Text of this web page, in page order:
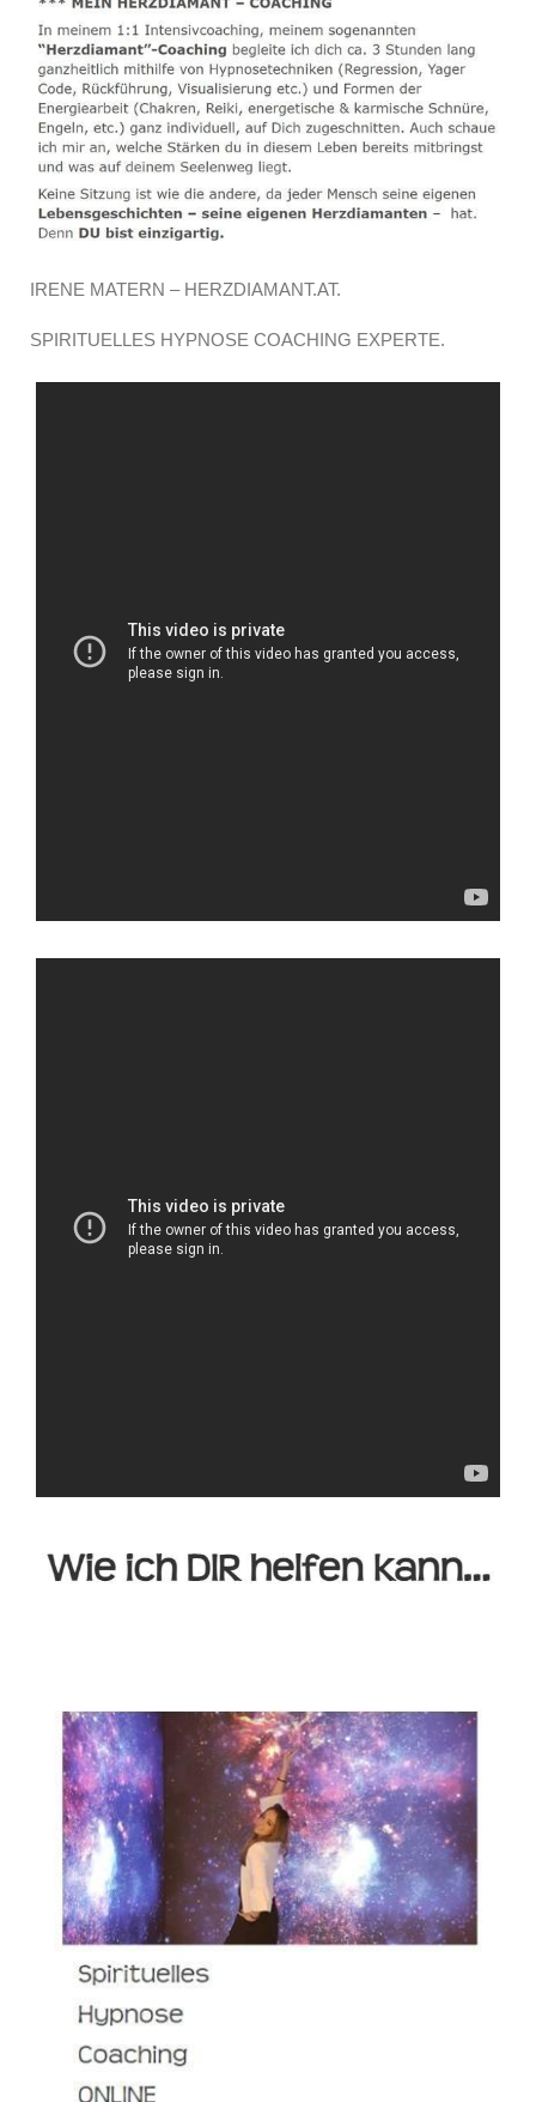
IRENE MATERN – HERZDIAMANT.AT.
SPIRITUELLES HYPNOSE COACHING EXPERTE.